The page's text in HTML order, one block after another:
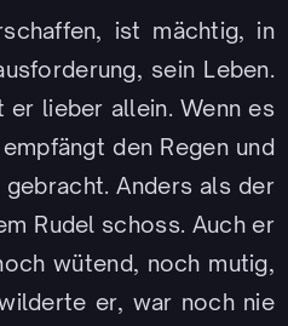
ist mächtig, in
sein Leben.
er lieber allein. Wenn es
den Regen und
Anders als der
Rudel schoss. Auch er
wütend, noch mutig,
er, war noch nie